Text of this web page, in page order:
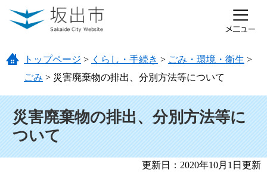
ページの先頭です。
メニューを飛ばして本文へ
トップページ > くらし・手続き > ごみ・環境・衛生 >
ごみ > 災害廃棄物の排出、分別方法等について
災害廃棄物の排出、分別方法等に
ついて
更新日：2020年10月1日更新